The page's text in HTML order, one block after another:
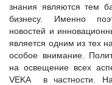
знания являются тем
бизнесу. Именно
новостей и
является одним из тех
особое внимание.
на освещение всех
VEKA в частности.